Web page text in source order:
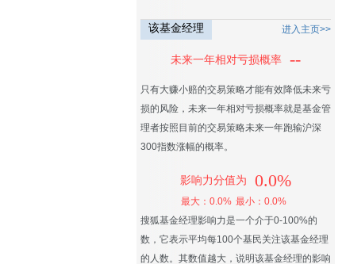
该基金经理 进入主页>>
未来一年相对亏损概率 --
只有大赚小赔的交易策略才能有效降低未来亏
损的风险，未来一年相对亏损概率就是基金管
理者按照目前的交易策略未来一年跑输沪深
300指数涨幅的概率。
影响力分值为 0.0%
最大：0.0% 最小：0.0%
搜狐基金经理影响力是一个介于0-100%的
数，它表示平均每100个基民关注该基金经理
的人数。其数值越大，说明该基金经理的影响